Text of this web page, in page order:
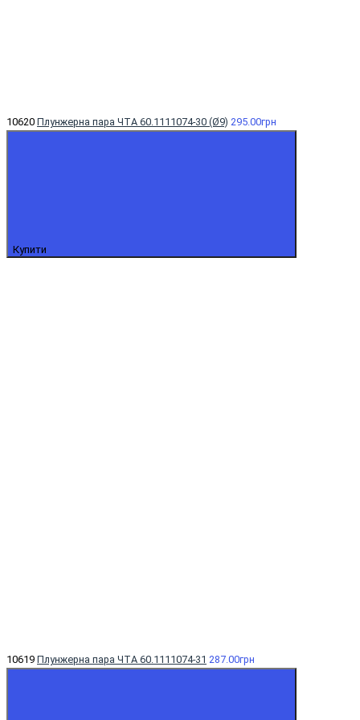
10620 Плунжерна пара ЧТА 60.1111074-30 (Ø9) 295.00грн
Купити
10619 Плунжерна пара ЧТА 60.1111074-31 287.00грн